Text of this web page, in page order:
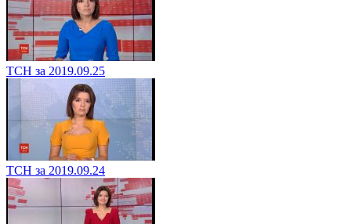
ТСН за 2019.09.25
ТСН за 2019.09.24